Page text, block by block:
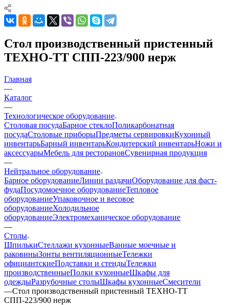
Стол производственный пристенный
ТЕХНО-ТТ СПП-223/900 нерж
Главная
—
Каталог
—
Технологическое оборудование
Столовая посудаБарное стеклоПоликарбонатная
посудаСтоловые приборыПредметы сервировкиКухонный
инвентарьБарный инвентарьКондитерский инвентарьНожи и
аксессуарыМебель для ресторановСувенирная продукция
—
Нейтральное оборудование
Барное оборудованиеЛинии раздачиОборудование для фаст-
фудаПосудомоечное оборудованиеТепловое
оборудованиеУпаковочное и весовое
оборудованиеХолодильное
оборудованиеЭлектромеханическое оборудование
—
Столы
ШпилькиСтеллажи кухонныеВанные моечные и
раковиныЗонты вентиляционныеТележки
официантскиеПодставки и стендыТележки
производственныеПолки кухонныеШкафы для
одеждыРазрубочные столыШкафы кухонныеСмесители
—Стол производственный пристенный ТЕХНО-ТТ
СПП-223/900 нерж